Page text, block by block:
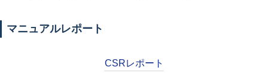
マニュアルレポート
CSRレポート